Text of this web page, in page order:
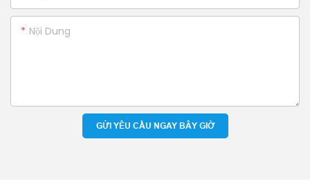
Nội Dung
GỬI YÊU CẦU NGAY BÂY GIỜ